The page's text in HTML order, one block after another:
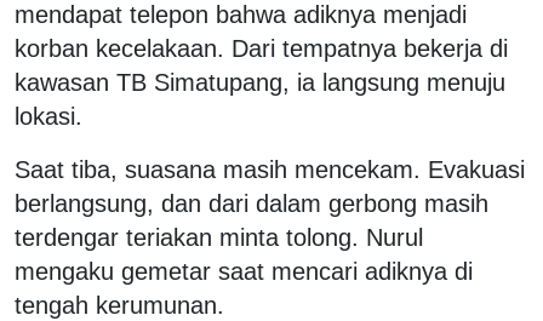
mendapat telepon bahwa adiknya menjadi
korban kecelakaan. Dari tempatnya bekerja di
kawasan TB Simatupang, ia langsung menuju
lokasi.
Saat tiba, suasana masih mencekam. Evakuasi
berlangsung, dan dari dalam gerbong masih
terdengar teriakan minta tolong. Nurul
mengaku gemetar saat mencari adiknya di
tengah kerumunan.